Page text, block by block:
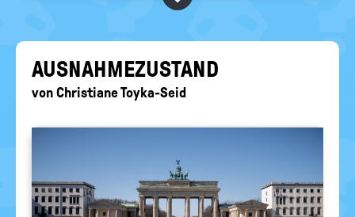
politische
EURE AKTUELLEN FRAGEN...
AUS­NAH­ME­ZU­STAND
von Christiane Toyka-Seid